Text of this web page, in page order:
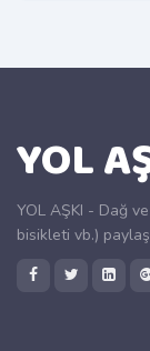
YOL
YOL AŞKI - Dağ
bisikleti vb.)